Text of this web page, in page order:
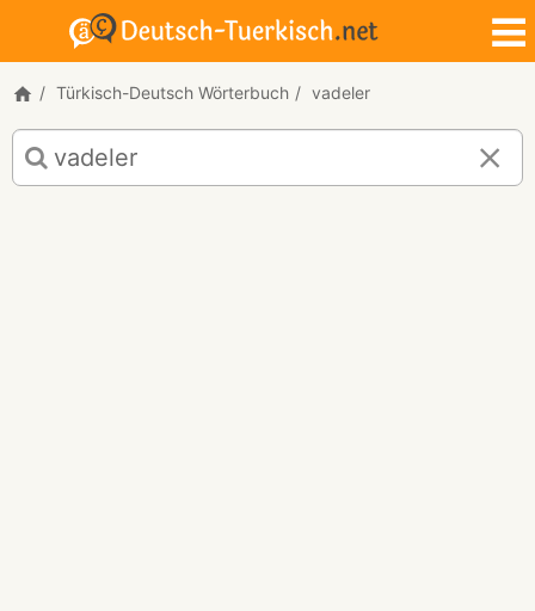
Türkisch-Deutsch Wörterbuch vadeler
Türkisch-
Deutsch
Übersetzung